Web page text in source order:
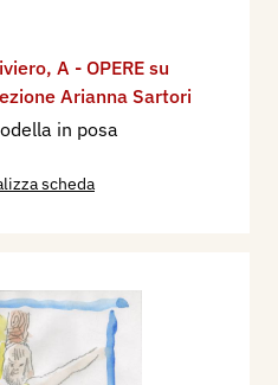
, A - OPERE su
Arianna Sartori
in posa
scheda